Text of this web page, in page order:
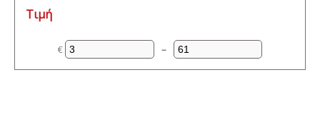
SATECHI
Τιμή
€
Ελάχιστη τιμή
–
Μέγιστη τιμή